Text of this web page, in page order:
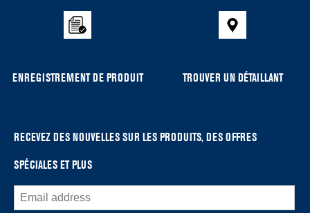
find
the
this
page
ENREGISTREMENT DE PRODUIT TROUVER UN DÉTAILLANT
RECEVEZ DES NOUVELLES SUR LES PRODUITS, DES OFFRES
SPÉCIALES ET PLUS